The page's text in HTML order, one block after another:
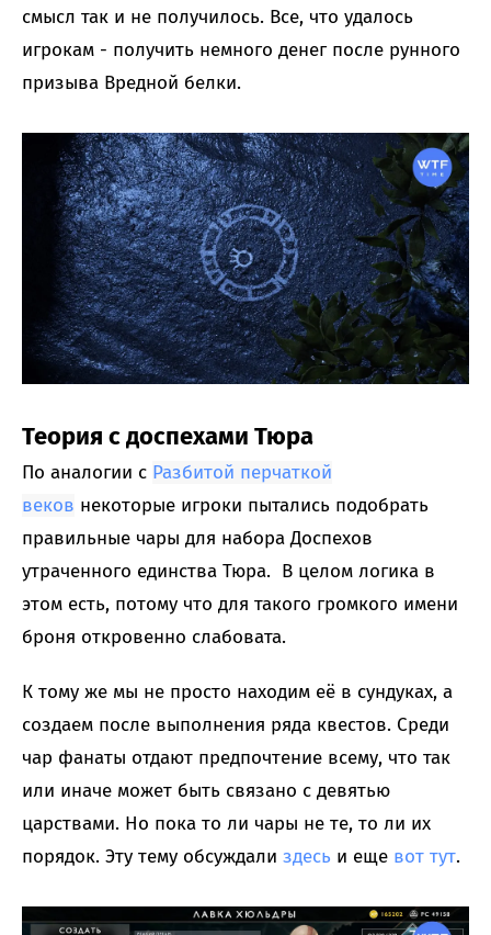
смысл так и не получилось. Все, что удалось
игрокам - получить немного денег после рунного
призыва Вредной белки.
Теория с доспехами Тюра
По аналогии с Разбитой перчаткой
веков некоторые игроки пытались подобрать
правильные чары для набора Доспехов
утраченного единства Тюра. В целом логика в
этом есть, потому что для такого громкого имени
броня откровенно слабовата.
К тому же мы не просто находим её в сундуках, а
создаем после выполнения ряда квестов. Среди
чар фанаты отдают предпочтение всему, что так
или иначе может быть связано с девятью
царствами. Но пока то ли чары не те, то ли их
порядок. Эту тему обсуждали здесь и еще вот тут.